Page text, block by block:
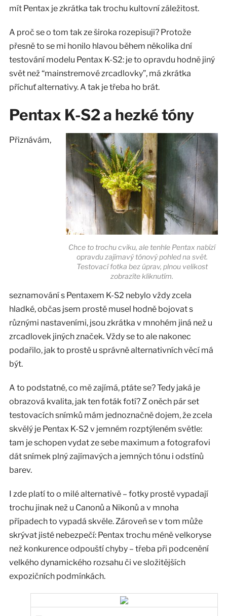
mít Pentax je zkrátka tak trochu kultovní záležitost.
A proč se o tom tak ze široka rozepisuji? Protože
přesně to se mi honilo hlavou během několika dní
testování modelu Pentax K-S2: je to opravdu hodně jiný
svět než “mainstremové zrcadlovky”, má zkrátka
příchuť alternativy. A tak je třeba ho brát.
Pentax K-S2 a hezké tóny
Chce to trochu cviku, ale tenhle Pentax nabízí
opravdu zajímavý tónový pohled na svět.
Testovací fotka bez úprav, plnou velikost
zobrazíte kliknutím.
Přiznávám,
seznamování s Pentaxem K-S2 nebylo vždy zcela
hladké, občas jsem prostě musel hodně bojovat s
různými nastaveními, jsou zkrátka v mnohém jiná než u
zrcadlovek jiných značek. Vždy se to ale nakonec
podařilo, jak to prostě u správně alternativních věcí má
být.
A to podstatné, co mě zajímá, ptáte se? Tedy jaká je
obrazová kvalita, jak ten foták fotí? Z oněch pár set
testovacích snímků mám jednoznačně dojem, že zcela
skvělý je Pentax K-S2 v jemném rozptýleném světle:
tam je schopen vydat ze sebe maximum a fotografovi
dát snímek plný zajímavých a jemných tónu i odstínů
barev.
I zde platí to o milé alternativě – fotky prostě vypadají
trochu jinak než u Canonů a Nikonů a v mnoha
případech to vypadá skvěle. Zároveň se v tom může
skrývat jisté nebezpečí: Pentax trochu méně velkoryse
než konkurence odpouští chyby – třeba při podcenění
velkého dynamického rozsahu či ve složitějších
expozičních podmínkách.